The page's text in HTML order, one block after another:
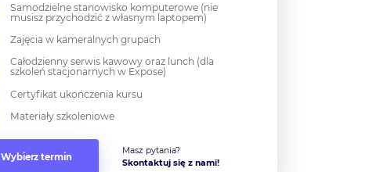
Samodzielne stanowisko komputerowe (nie
musisz przychodzić z własnym laptopem)
Zajęcia w kameralnych grupach
Całodzienny serwis kawowy oraz lunch (dla
szkoleń stacjonarnych w Expose)
Certyfikat ukończenia kursu
Materiały szkoleniowe
Wybierz termin
Masz pytania?
Skontaktuj się z nami!